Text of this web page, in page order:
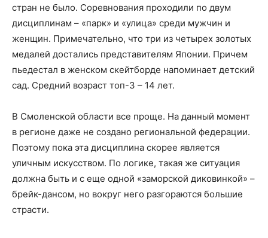
стран не было. Соревнования проходили по двум
дисциплинам – «парк» и «улица» среди мужчин и
женщин. Примечательно, что три из четырех золотых
медалей достались представителям Японии. Причем
пьедестал в женском скейтборде напоминает детский
сад. Средний возраст топ-3 – 14 лет.
В Смоленской области все проще. На данный момент
в регионе даже не создано региональной федерации.
Поэтому пока эта дисциплина скорее является
уличным искусством. По логике, такая же ситуация
должна быть и с еще одной «заморской диковинкой» –
брейк-дансом, но вокруг него разгораются большие
страсти.